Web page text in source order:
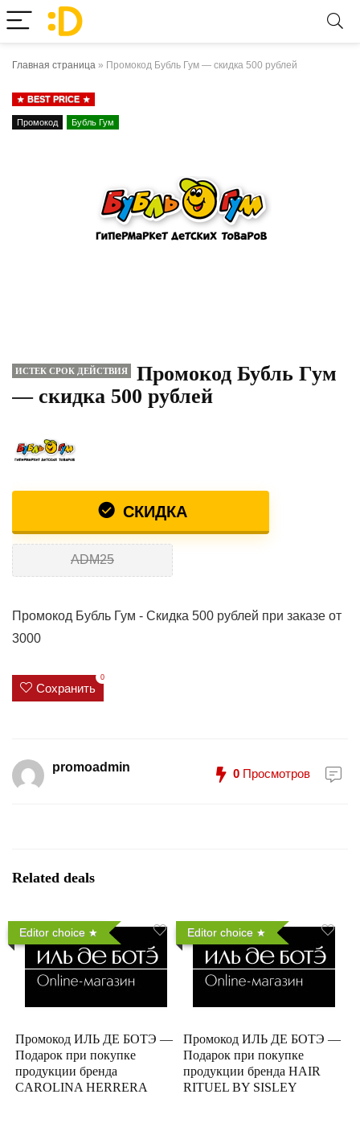
Главная страница » Промокод Бубль Гум — скидка 500 рублей
BEST PRICE
Промокод Бубль Гум
ИСТЕК СРОК ДЕЙСТВИЯ
Промокод Бубль Гум
— скидка 500 рублей
СКИДКА
ADM25
Промокод Бубль Гум - Скидка 500 рублей при заказе от
3000
Сохранить
0
promoadmin 0 Просмотров
Related deals
Editor choice
Промокод ИЛЬ ДЕ БОТЭ —
Подарок при покупке
продукции бренда
CAROLINA HERRERA
Editor choice
Промокод ИЛЬ ДЕ БОТЭ —
Подарок при покупке
продукции бренда HAIR
RITUEL BY SISLEY